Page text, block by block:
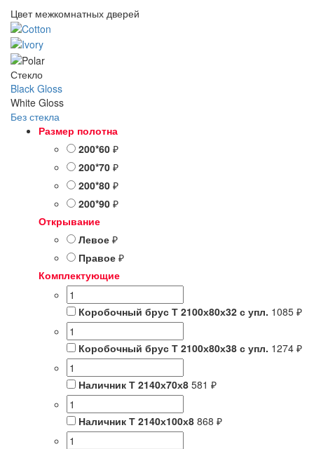
Цвет межкомнатных дверей
Стекло
Black Gloss
White Gloss
Без стекла
Размер полотна
200*60 ₽
200*70 ₽
200*80 ₽
200*90 ₽
Открывание
Левое ₽
Правое ₽
Комплектующие
Коробочный брус Т 2100х80х32 с упл. 1085 ₽
Коробочный брус Т 2100х80х38 с упл. 1274 ₽
Наличник Т 2140х70х8 581 ₽
Наличник Т 2140х100х8 868 ₽